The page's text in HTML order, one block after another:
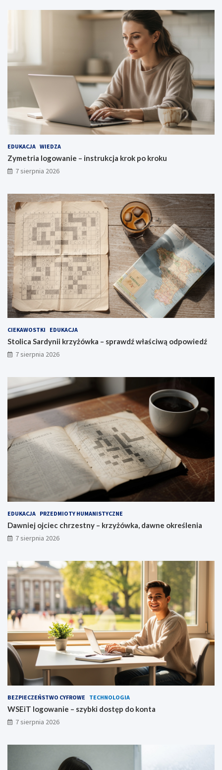
EDUKACJA WIEDZA
Zymetria logowanie – instrukcja krok po kroku
7 sierpnia 2026
CIEKAWOSTKI EDUKACJA
Stolica Sardynii krzyżówka – sprawdź właściwą odpowiedź
7 sierpnia 2026
EDUKACJA PRZEDMIOTY HUMANISTYCZNE
Dawniej ojciec chrzestny – krzyżówka, dawne określenia
7 sierpnia 2026
BEZPIECZEŃSTWO CYFROWE TECHNOLOGIA
WSEiT logowanie – szybki dostęp do konta
7 sierpnia 2026